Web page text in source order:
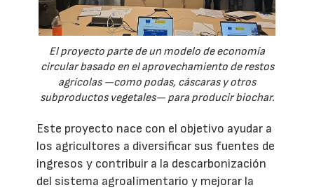
El proyecto parte de un modelo de economía
circular basado en el aprovechamiento de restos
agrícolas —como podas, cáscaras y otros
subproductos vegetales— para producir biochar.
Este proyecto nace con el objetivo ayudar a
los agricultores a diversificar sus fuentes de
ingresos y contribuir a la descarbonización
del sistema agroalimentario y mejorar la